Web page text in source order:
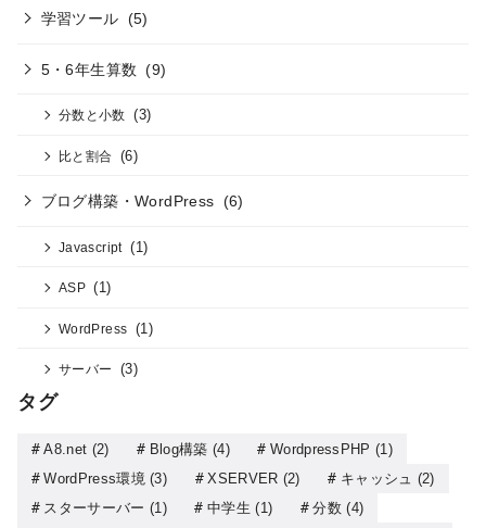
学習ツール (5)
5・6年生算数 (9)
分数と小数 (3)
比と割合 (6)
ブログ構築・WordPress (6)
Javascript (1)
ASP (1)
WordPress (1)
サーバー (3)
タグ
A8.net (2) Blog構築 (4) WordpressPHP (1)
WordPress環境 (3) XSERVER (2) キャッシュ (2)
スターサーバー (1) 中学生 (1) 分数(4)